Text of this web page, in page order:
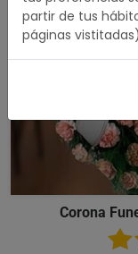
Corona
partir de tus
páginas